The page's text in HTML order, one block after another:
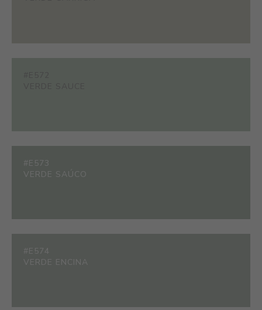
#E573
VERDE SAÚCO
#E574
VERDE ENCINA